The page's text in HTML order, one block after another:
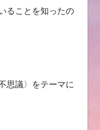
ることを知ったの
思議〉をテーマに